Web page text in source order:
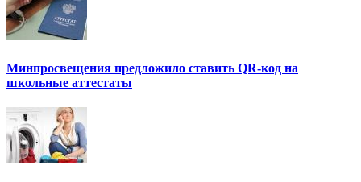
Минпросвещения предложило ставить QR-код на
школьные аттестаты